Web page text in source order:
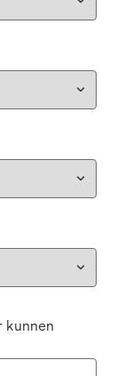
kunnen